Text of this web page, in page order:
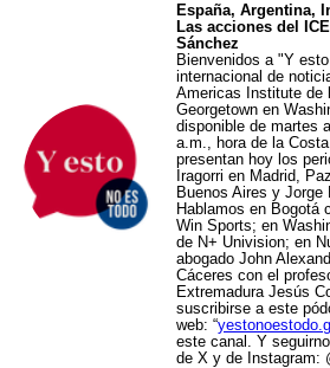
España, Argentina,
Las acciones del
Sánchez
Bienvenidos a "Y
internacional de
Americas Institute de
Georgetown en
disponible de martes
a.m., hora de la
presentan hoy los
Iragorri en Madrid,
Buenos Aires y
Hablamos en Bogotá
Win Sports; en
de N+ Univision; en
abogado John
Cáceres con el
Extremadura Jesús
suscribirse a este
web: “
este canal. Y
de X y de Instagram: